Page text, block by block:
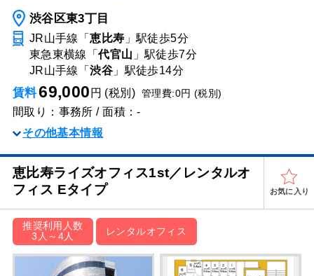
渋谷区東3丁目
JR山手線「恵比寿 」駅徒歩5分
東急東横線「代官山 」駅徒歩7分
JR山手線「渋谷 」駅徒歩14分
賃料69,000 円 (税別) 管理費:0円 (税別)
間取り：事務所 / 面積：-
その他基本情報
恵比寿ライズオフィス1st／レンタルオ
フィス Eタイプ
お気に入り
推奨利用人数
3人～4人
レンタルオフィス